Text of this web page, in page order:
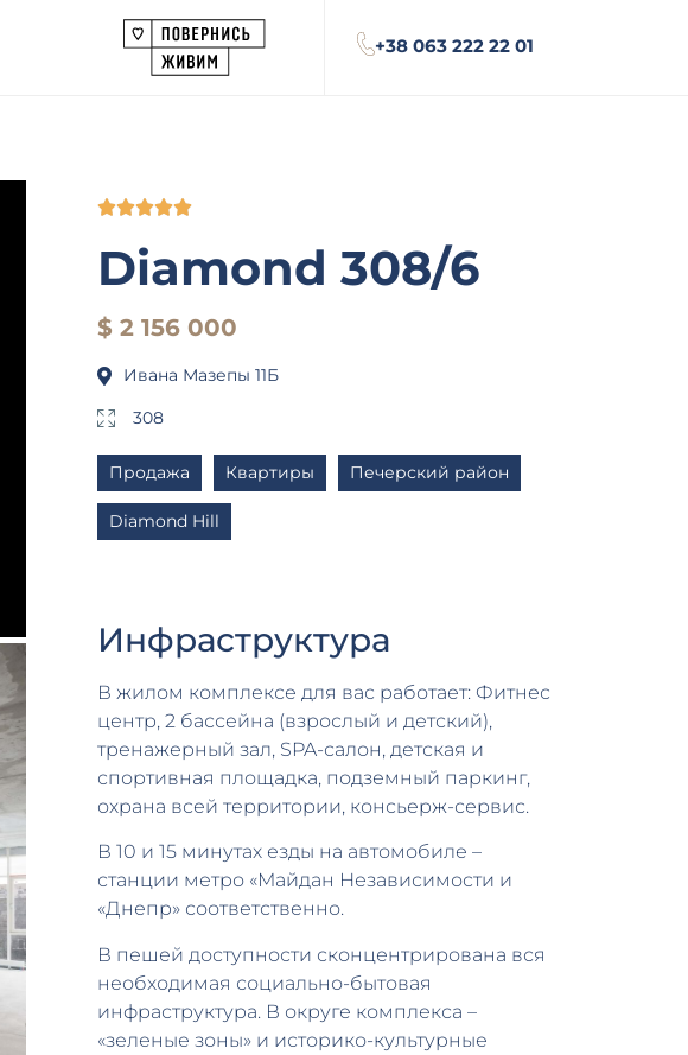
+38 063 222 22 01

Diamond 308/6
$ 2 156 000
Ивана Мазепы 11Б
308
Продажа Квартиры Печерский район
Diamond Hill
Инфраструктура
В жилом комплексе для вас работает: Фитнес
центр, 2 бассейна (взрослый и детский),
тренажерный зал, SPA-салон, детская и
спортивная площадка, подземный паркинг,
охрана всей территории, консьерж-сервис.
В 10 и 15 минутах езды на автомобиле –
станции метро «Майдан Независимости и
«Днепр» соответственно.
В пешей доступности сконцентрирована вся
необходимая социально-бытовая
инфраструктура. В округе комплекса –
«зеленые зоны» и историко-культурные